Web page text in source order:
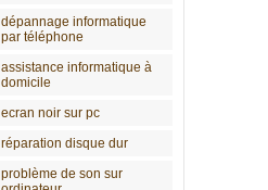
dépannage informatique
par téléphone
assistance informatique à
domicile
ecran noir sur pc
réparation disque dur
problème de son sur